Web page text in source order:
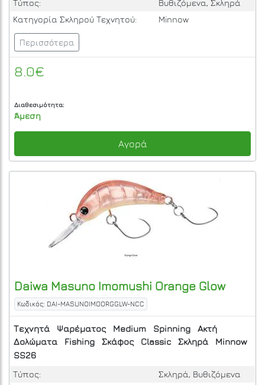
Τύπος:
Βυθιζόμενα, Σκληρά
Κατηγορία Σκληρού Τεχνητού:
Minnow
Περισσότερα
8.0€
Διαθεσιμότητα:
Άμεση
Αγορά
Daiwa Masuno Imomushi Orange Glow
Κωδικός: DAI-MASUNOIMOORGGLW-NCC
Τεχνητά Ψαρέματος Medium Spinning
Ακτή
Δολώματα
Fishing Σκάφος Classic Σκληρά
Minnow
SS26
Τύπος:
Σκληρά, Βυθιζόμενα